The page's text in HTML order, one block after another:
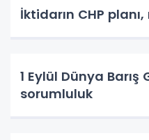
İktidarın CHP
1 Eylül Dünya
sorumluluk